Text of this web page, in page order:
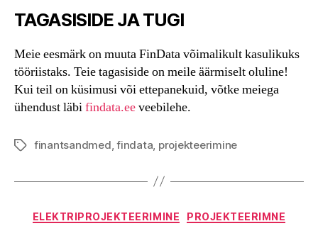
TAGASISIDE JA TUGI
Meie eesmärk on muuta FinData võimalikult kasulikuks
tööriistaks. Teie tagasiside on meile äärmiselt oluline!
Kui teil on küsimusi või ettepanekuid, võtke meiega
ühendust läbifindata.eeveebilehe.
Tagsfinantsandmed,findata, projekteerimine
Categories
ELEKTRIPROJEKTEERIMINE
PROJEKTEERIMNE